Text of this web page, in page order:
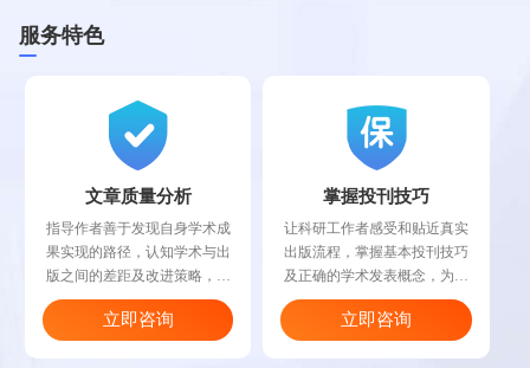
服务特色
文章质量分析
指导作者善于发现自身学术成
果实现的路径，认知学术与出
版之间的差距及改进策略，对
作者的科研成果进行质量分析
和修改建议。
立即咨询
掌握投刊技巧
让科研工作者感受和贴近真实
出版流程，掌握基本投刊技巧
及正确的学术发表概念，为日
后更高的科技研究及学术成果
推广做充分有效准备。
立即咨询